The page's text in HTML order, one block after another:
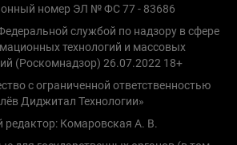
номер ЭЛ № ФС 77 - 83686
службой по надзору в сфере
технологий и массовых
(Роскомнадзор) 26.07.2022 18+
с ограниченной ответственностью
Диджитал Технологии»
редактор: Комаровская А. В.